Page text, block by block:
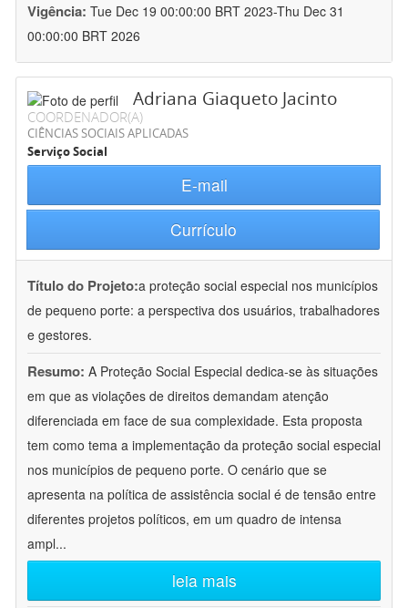
Vigência: Tue Dec 19 00:00:00 BRT 2023-Thu Dec 31
00:00:00 BRT 2026
Adriana Giaqueto Jacinto
COORDENADOR(A)
CIÊNCIAS SOCIAIS APLICADAS
Serviço Social
E-mail
Currículo
Título do Projeto:a proteção social especial nos municípios
de pequeno porte: a perspectiva dos usuários, trabalhadores
e gestores.
Resumo: A Proteção Social Especial dedica-se às situações
em que as violações de direitos demandam atenção
diferenciada em face de sua complexidade. Esta proposta
tem como tema a implementação da proteção social especial
nos municípios de pequeno porte. O cenário que se
apresenta na política de assistência social é de tensão entre
diferentes projetos políticos, em um quadro de intensa
ampl...
leia mais